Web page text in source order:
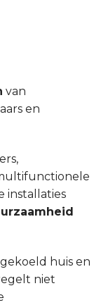
van
en
installaties
huis en
niet